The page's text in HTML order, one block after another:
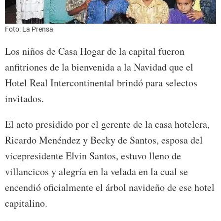
Foto: La Prensa
Los niños de Casa Hogar de la capital fueron
anfitriones de la bienvenida a la Navidad que el
Hotel Real Intercontinental brindó para selectos
invitados.
El acto presidido por el gerente de la casa hotelera,
Ricardo Menéndez y Becky de Santos, esposa del
vicepresidente Elvin Santos, estuvo lleno de
villancicos y alegría en la velada en la cual se
encendió oficialmente el árbol navideño de ese hotel
capitalino.